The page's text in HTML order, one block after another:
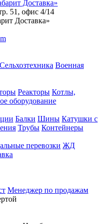
51, офис 4/14
Доставка»
Сельхозтехника Военная
Реакторы Котлы,
оборудование
Балки Шины Катушки с
Трубы Контейнеры
перевозки ЖД
Менеджер по продажам